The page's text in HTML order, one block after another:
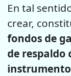
En tal
crear,
fondos de
de